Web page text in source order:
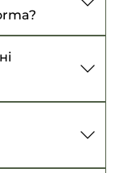
та
усіх
нам -
(діє при
магазинів